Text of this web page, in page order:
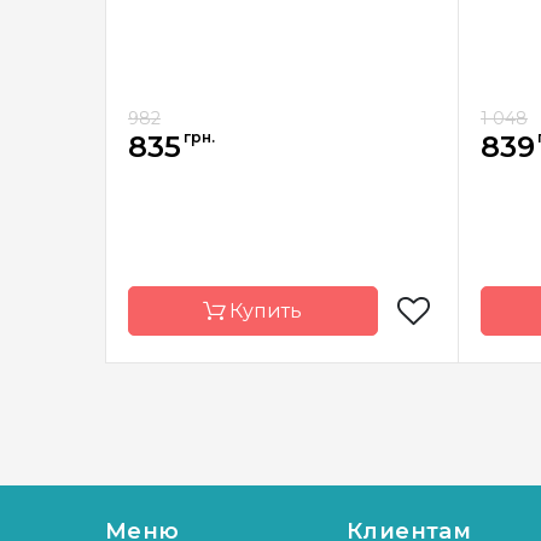
982
835 грн.
Купить
Страна-
Китай
1 048
839
Меню Клиентам